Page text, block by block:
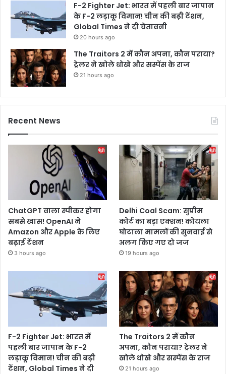
F-2 Fighter Jet: भारत में पहली बार जापान
के F-2 लड़ाकू विमान! चीन की बढ़ी टेंशन,
Global Times ने दी चेतावनी
20 hours ago
The Traitors 2 में कौन अपना, कौन पराया?
ट्रेलर ने खोले धोखे और सस्पेंस के राज
21 hours ago
Recent News
ChatGPT वाला स्पीकर होगा
सबसे खास! OpenAI ने
Amazon और Apple के लिए
बढ़ाई टेंशन
3 hours ago
Delhi Coal Scam: सुप्रीम
कोर्ट का बड़ा एक्शन! कोयला
घोटाला मामलों की सुनवाई से
अलग किए गए दो जज
19 hours ago
F-2 Fighter Jet: भारत में
पहली बार जापान के F-2
लड़ाकू विमान! चीन की बढ़ी
टेंशन, Global Times ने दी
The Traitors 2 में कौन
अपना, कौन पराया? ट्रेलर ने
खोले धोखे और सस्पेंस के राज
21 hours ago